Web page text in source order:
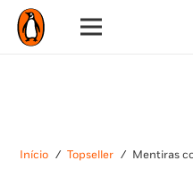
Início / Topseller / Mentiras